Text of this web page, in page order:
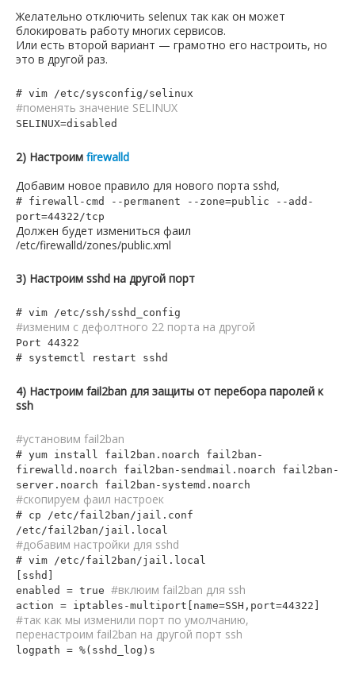
Желательно отключить selenux так как он может
блокировать работу многих сервисов.
Или есть второй вариант — грамотно его настроить, но
это в другой раз.
# vim /etc/sysconfig/selinux
#поменять значение SELINUX
SELINUX=disabled
2) Настроим firewalld
Добавим новое правило для нового порта sshd,
# firewall-cmd --permanent --zone=public --add-
port=44322/tcp
Должен будет измениться фаил
/etc/firewalld/zones/public.xml
3) Настроим sshd на другой порт
# vim /etc/ssh/sshd_config
#изменим с дефолтного 22 порта на другой
Port 44322
# systemctl restart sshd
4) Настроим fail2ban для защиты от перебора паролей к
ssh
#установим fail2ban
# yum install fail2ban.noarch fail2ban-
firewalld.noarch fail2ban-sendmail.noarch fail2ban-
server.noarch fail2ban-systemd.noarch
#скопируем фаил настроек
# cp /etc/fail2ban/jail.conf
/etc/fail2ban/jail.local
#добавим настройки для sshd
# vim /etc/fail2ban/jail.local
[sshd]
enabled = true #вклюим fail2ban для ssh
action = iptables-multiport[name=SSH,port=44322]
#так как мы изменили порт по умолчанию,
перенастроим fail2ban на другой порт ssh
logpath = %(sshd_log)s